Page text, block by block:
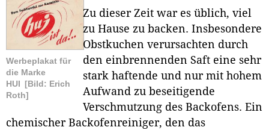
Werbeplakat für
die Marke
HUI [Bild: Erich
Roth]
Zu dieser Zeit war es üblich, viel
zu Hause zu backen. Insbesondere
Obstkuchen verursachten durch
den einbrennenden Saft eine sehr
stark haftende und nur mit hohem
Aufwand zu beseitigende
Verschmutzung des Backofens. Ein
chemischer Backofenreiniger, den das